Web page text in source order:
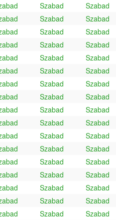
Szabad
Szabad
Szabad
Szabad
Szabad
Szabad
Szabad
Szabad
Szabad
Szabad
Szabad
Szabad
Szabad
Szabad
Szabad
Szabad
Szabad
Szabad
Szabad
Szabad
Szabad
Szabad
Szabad
Szabad
Szabad
Szabad
Szabad
Szabad
Szabad
Szabad
Szabad
Szabad
Szabad
Szabad